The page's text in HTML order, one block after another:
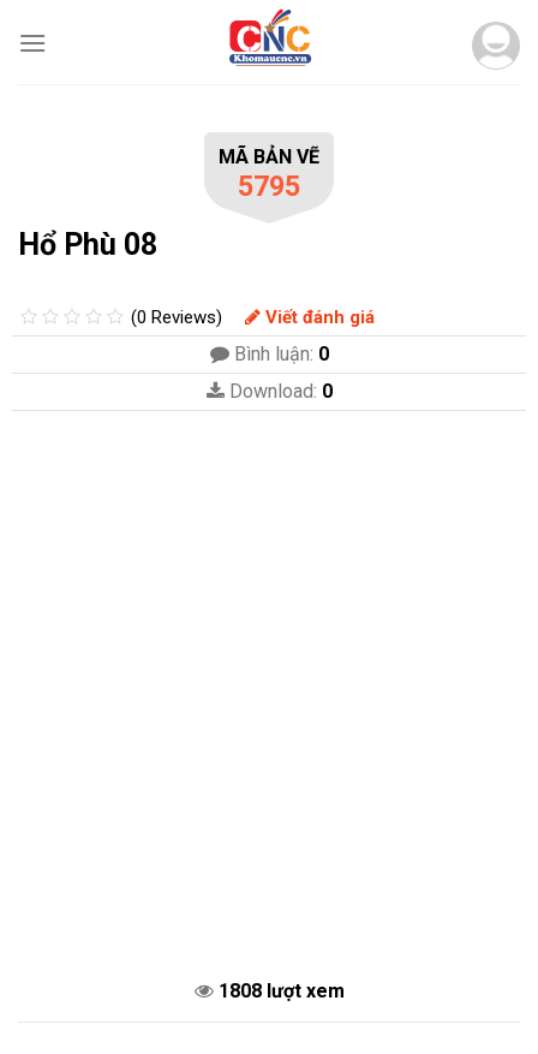
MÃ BẢN VẼ
5795
Hổ Phù 08
(0 Reviews) Viết đánh giá
Bình luận: 0
Download: 0
1808 lượt xem